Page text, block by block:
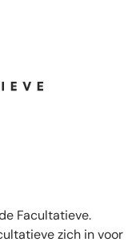
Facultatieve.
zich in voor